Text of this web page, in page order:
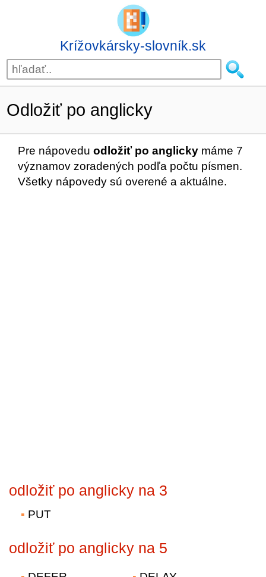
Krížovkársky-slovník.sk
Odložiť po anglicky
Pre nápovedu odložiť po anglicky máme 7
významov zoradených podľa počtu písmen.
Všetky nápovedy sú overené a aktuálne.
odložiť po anglicky na 3
PUT
odložiť po anglicky na 5